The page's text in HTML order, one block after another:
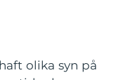
olika syn på